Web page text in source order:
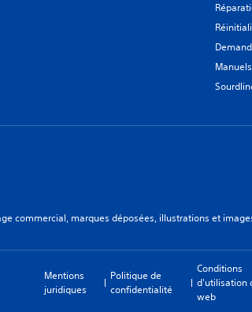
Manuels
commercial, marques déposées, illustrations et
Mentions
juridiques
Politique de
confidentialité
Conditions
d'utilisation
web